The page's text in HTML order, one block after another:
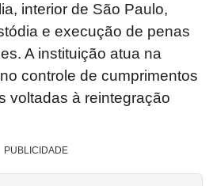
interior de São Paulo,
e execução de penas
A instituição atua na
controle de cumprimentos
voltadas à reintegração
PUBLICIDADE